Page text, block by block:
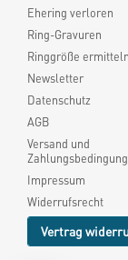
Ehering verloren
Ring-Gravuren
Ringgröße ermitteln
Newsletter
Datenschutz
AGB
Versand und
Impressum
Widerrufsrecht
Vertrag